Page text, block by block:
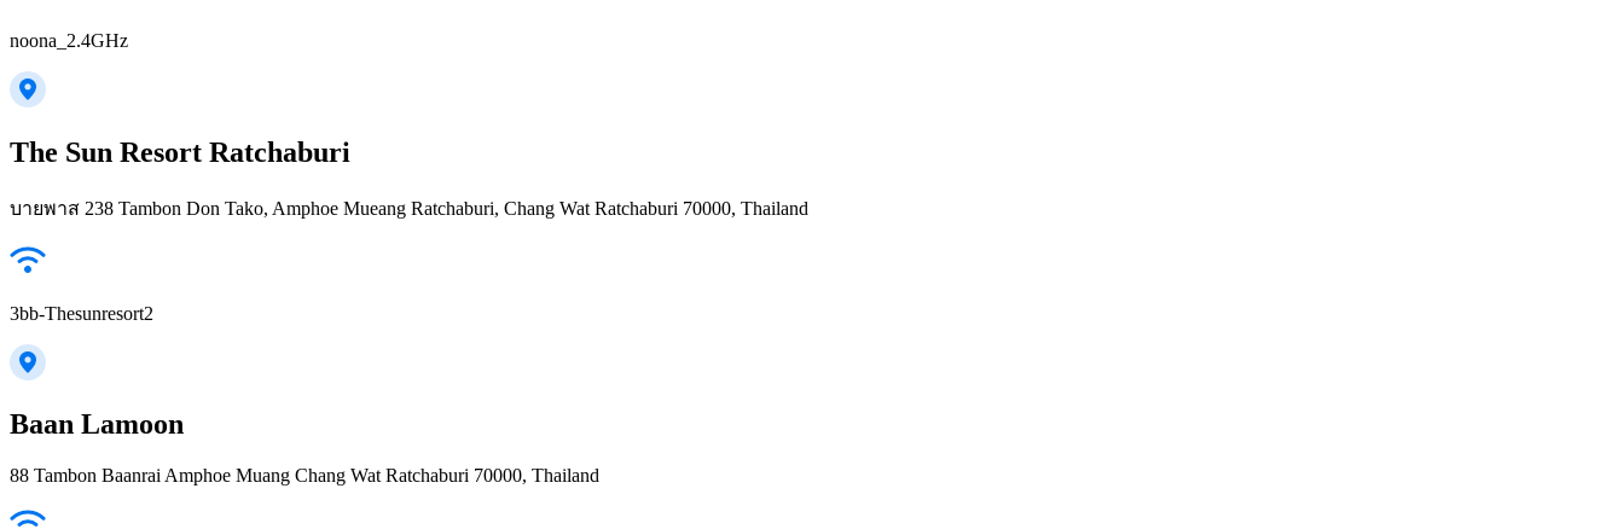
noona_2.4GHz
The Sun Resort Ratchaburi
บายพาส 238 Tambon Don Tako, Amphoe Mueang Ratchaburi, Chang Wat Ratchaburi 70000, Thailand
3bb-Thesunresort2
Baan Lamoon
88 Tambon Baanrai Amphoe Muang Chang Wat Ratchaburi 70000, Thailand